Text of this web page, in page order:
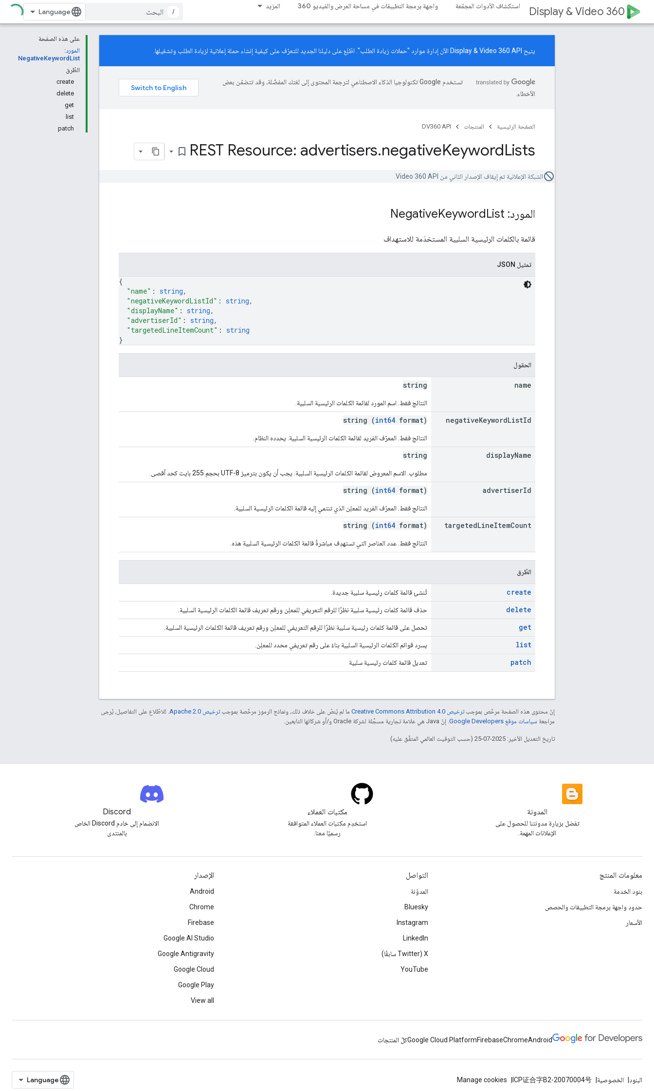
Display & Video 360 استكشاف الأدوات المجمّعة واجهة برمجة التطبيقات في مساحة العرض والفيديو 360 المزيد
/
على هذه الصفحة
المورد:
NegativeKeywordList
الطُرق
create
delete
get
list
patch
يتيح Display & Video 360 API الآن إدارة موارد "حملات زيادة الطلب". اطّلِع على دليلنا الجديد للتعرّف على كيفية إنشاء حملة إعلانية لزيادة الطلب وتشغيلها.
تستخدم Google تكنولوجيا الذكاء الاصطناعي لترجمة المحتوى إلى لغتك المفضّلة، وقد تتضمّن بعض
الأخطاء.
الصفحة الرئيسية المنتجات DV360 API
REST Resource: advertisers.negativeKeywordLists
bookmark_border
الشبكة الإعلانية تم إيقاف الإصدار الثاني من Video 360 API.
المورد: Negative KeywordList
قائمة بالكلمات الرئيسية السلبية المستخدَمة للاستهداف
تمثيل JSON
{
"name" : string,
"negativeKeywordListId" : string,
"displayName" : string,
"advertiserId" : string,
"targetedLineItemCount" : string
}
الحقول
name
string
النتائج فقط. اسم المورد لقائمة الكلمات الرئيسية السلبية.
negativeKeywordListId
string (int64 format)
النتائج فقط. المعرّف الفريد لقائمة الكلمات الرئيسية السلبية. يحدده النظام.
displayName
string
مطلوب. الاسم المعروض لقائمة الكلمات الرئيسية السلبية. يجب أن يكون بترميز UTF-8 بحجم 255 بايت كحد أقصى.
advertiserId
string (int64 format)
النتائج فقط. المعرّف الفريد للمعلِن الذي تنتمي إليه قائمة الكلمات الرئيسية السلبية.
targetedLineItemCount
string (int64 format)
النتائج فقط. عدد العناصر التي تستهدِف مباشرةً قائمة الكلمات الرئيسية السلبية هذه.
الطُرق
create تُنشئ قائمة كلمات رئيسية سلبية جديدة.
delete حذف قائمة كلمات رئيسية سلبية نظرًا للرقم التعريفي للمعلِن ورقم تعريف قائمة الكلمات الرئيسية السلبية.
get تحصل على قائمة كلمات رئيسية سلبية نظرًا للرقم التعريفي للمعلِن ورقم تعريف قائمة الكلمات الرئيسية السلبية.
list يسرد قوائم الكلمات الرئيسية السلبية بناءً على رقم تعريفي محدد للمعلِن.
patch تعديل قائمة كلمات رئيسية سلبية
إنّ محتوى هذه الصفحة مرخّص بموجبترخيص Creative Commons Attribution 4.0‏ ما لم يُنصّ على خلاف ذلك، ونماذج الرموز مرخّصة بموجبترخيص Apache 2.0‏
. للاطّلاع على التفاصيل، يُرجى
مراجعة سياسات موقع Google Developers‏ . إنّ Java هي علامة تجارية مسجَّلة لشركة Oracle و/أو شركائها التابعين.
تاريخ التعديل الأخير: 2025-07-25 (حسب التوقيت العالمي المتفَّق عليه)
المدونة
تفضل بزيارة مدونتنا للحصول على
الإعلانات المهمة.
مكتبات العملاء
استخدِم مكتبات العملاء المتوافقة
رسميًا معنا.
Discord
الانضمام إلى خادم Discord الخاص
بالمنتدى
معلومات المنتج
بنود الخدمة
حدود واجهة برمجة التطبيقات والحصص
الأسعار
التواصل
المدوّنة
Bluesky
Instagram
LinkedIn
‫X ‏(Twitter سابقًا)
YouTube
الإصدار
Android
Chrome
Firebase
Google AI Studio
Google Antigravity
Google Cloud
Google Play
View all
Android
Chrome
Firebase
Google Cloud Platformكلّ المنتجات
البنود الخصوصية ICP证合字B2-20070004号
Manage cookies